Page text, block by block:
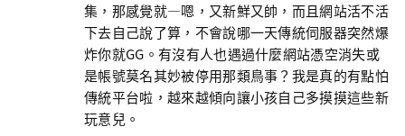
集，那感覺就—嗯，又新鮮又帥，而且網站活不活
下去自己說了算，不會說哪一天傳統伺服器突然爆
炸你就GG。有沒有人也遇過什麼網站憑空消失或
是帳號莫名其妙被停用那類鳥事？我是真的有點怕
傳統平台啦，越來越傾向讓小孩自己多摸摸這些新
玩意兒。